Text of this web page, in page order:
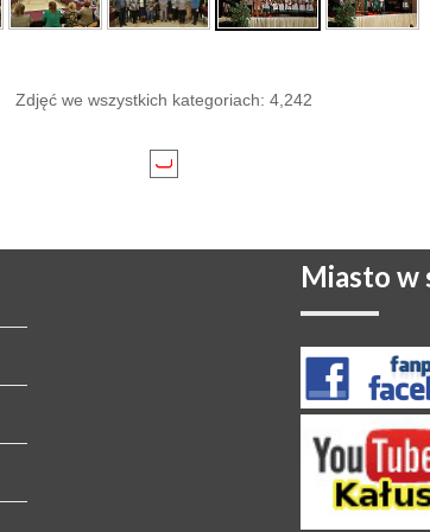
Zdjęć we wszystkich kategoriach: 4,242
Miasto w